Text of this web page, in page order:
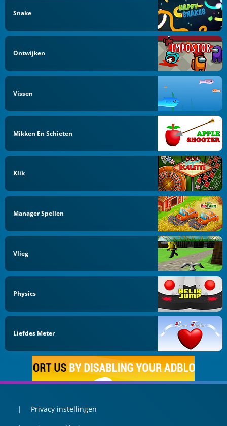
Snake
Ontwijken
Vissen
Mikken En Schieten
Klik
Manager Spellen
Vlieg
Physics
Liefdes Meter
Privacy instellingen